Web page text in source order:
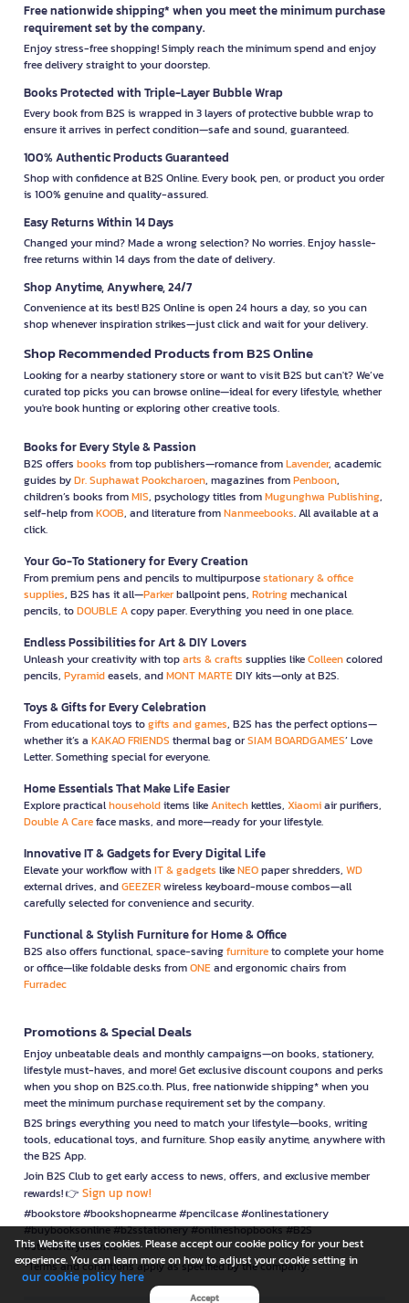
Free nationwide shipping* when you meet the minimum purchase
requirement set by the company.
Enjoy stress-free shopping! Simply reach the minimum spend and enjoy
free delivery straight to your doorstep.
Books Protected with Triple-Layer Bubble Wrap
Every book from B2S is wrapped in 3 layers of protective bubble wrap to
ensure it arrives in perfect condition—safe and sound, guaranteed.
100% Authentic Products Guaranteed
Shop with confidence at B2S Online. Every book, pen, or product you order
is 100% genuine and quality-assured.
Easy Returns Within 14 Days
Changed your mind? Made a wrong selection? No worries. Enjoy hassle-
free returns within 14 days from the date of delivery.
Shop Anytime, Anywhere, 24/7
Convenience at its best! B2S Online is open 24 hours a day, so you can
shop whenever inspiration strikes—just click and wait for your delivery.
Shop Recommended Products from B2S Online
Looking for a nearby stationery store or want to visit B2S but can't? We’ve
curated top picks you can browse online—ideal for every lifestyle, whether
you're book hunting or exploring other creative tools.
Books for Every Style & Passion
B2S offers books from top publishers—romance fromLavender, academic
guides byDr. Suphawat Pookcharoen, magazines fromPenboon,
children’s books fromMIS, psychology titles fromMugunghwa Publishing,
self-help fromKOOB, and literature fromNanmeebooks. All available at a
click.
Your Go-To Stationery for Every Creation
From premium pens and pencils to multipurposestationary & office
supplies, B2S has it all—Parkerballpoint pens, Rotringmechanical
pencils, toDOUBLE Acopy paper. Everything you need in one place.
Endless Possibilities for Art & DIY Lovers
Unleash your creativity with toparts & crafts supplies likeColleencolored
pencils, Pyramideasels, andMONT MARTEDIY kits—only at B2S.
Toys & Gifts for Every Celebration
From educational toys togifts and games, B2S has the perfect options—
whether it’s a KAKAO FRIENDS thermal bag orSIAM BOARDGAMES’ Love
Letter. Something special for everyone.
Home Essentials That Make Life Easier
Explore practicalhouseholditems likeAnitechkettles, Xiaomiair purifiers,
Double A Careface masks, and more—ready for your lifestyle.
Innovative IT & Gadgets for Every Digital Life
Elevate your workflow withIT & gadgets likeNEOpaper shredders, WD
external drives, andGEEZERwireless keyboard-mouse combos—all
carefully selected for convenience and security.
Functional & Stylish Furniture for Home & Office
B2S also offers functional, space-savingfurnitureto complete your home
or office—like foldable desks fromONEand ergonomic chairs from
Furradec
Promotions & Special Deals
Enjoy unbeatable deals and monthly campaigns—on books, stationery,
lifestyle must-haves, and more! Get exclusive discount coupons and perks
when you shop on B2S.co.th. Plus, free nationwide shipping* when you
meet the minimum purchase requirement set by the company.
B2S brings everything you need to match your lifestyle—books, writing
tools, educational toys, and furniture. Shop easily anytime, anywhere with
the B2S App.
Join B2S Club to get early access to news, offers, and exclusive member
rewards! 👉 Sign up now!
#bookstore #bookshopnearme #pencilcase #onlinestationery
#buybooksonline #b2sstationery #onlineshopbooks #B2S
#stationerynearme
*Terms and conditions apply as specified by the company.
This Website uses cookies. Please accept our cookie policy for your best
experience. You can learn more on how to adjust your cookie setting in
our cookie policy here
Accept